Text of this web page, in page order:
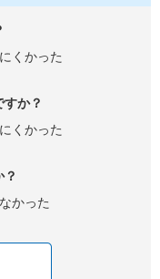
くかった
か？
くかった
かった